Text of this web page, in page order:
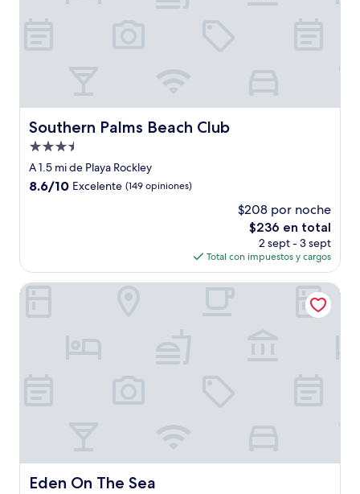
Southern Palms Beach Club
Southern Palms Beach Club
Propiedad
de
3.5
A 1.5 mi de Playa Rockley
8.6
8.6/10 Excelente (149 opiniones)
$208 por noche
El
precio
actual
es
de
$236 en total
2 sept - 3 sept
Total con impuestos y cargos
Eden On The Sea
Eden On The Sea
Eden On The Sea